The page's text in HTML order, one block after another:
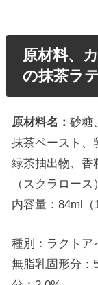
原材料、
の抹茶ラテ
原材料名：砂糖
抹茶ペースト、
緑茶抽出物、香
（スクラロー
内容量：84ml（
種別：ラクトア
無脂乳固形分：